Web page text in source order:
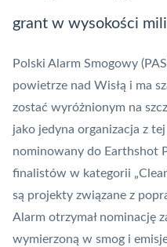
grant w wysokości
Polski Alarm Smogowy
powietrze nad Wisłą i ma
zostać wyróżnionym na
jako jedyna organizacja z
nominowany do Earthshot
finalistów w kategorii
są projekty związane z
Alarm otrzymał nominację
wymierzoną w smog i